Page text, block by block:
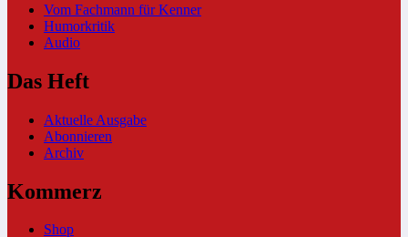
Vom Fachmann für Kenner
Humorkritik
Audio
Das Heft
Aktuelle Ausgabe
Abonnieren
Archiv
Kommerz
Shop